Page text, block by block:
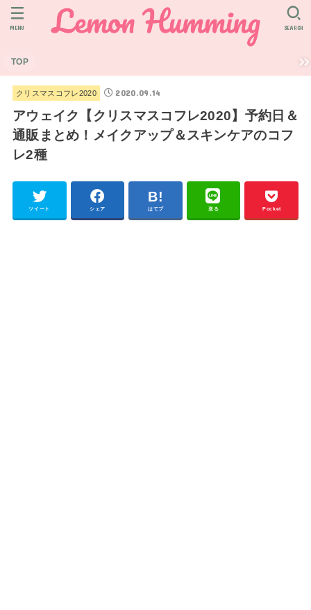
TOP
SEARCH
MENU
クリスマスコフレ2020 2020.09.14
アウェイク【クリスマスコフレ2020】予約日＆
通販まとめ！メイクアップ＆スキンケアのコフ
レ2種
ツイート シェア はてブ 送る Pocket